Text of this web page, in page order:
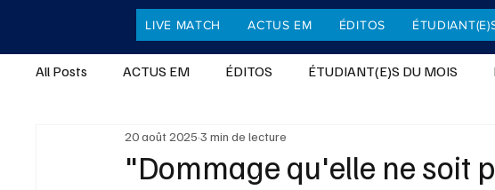
LIVE MATCH ACTUS EM ÉDITOS
All Posts ACTUS EM ÉDITOS ÉTUDIANT(E)S DU MOIS
ACTUALITÉS INTERNATIONALES
"Dommage qu'elle ne soit
20 août 2025 3 min de lecture